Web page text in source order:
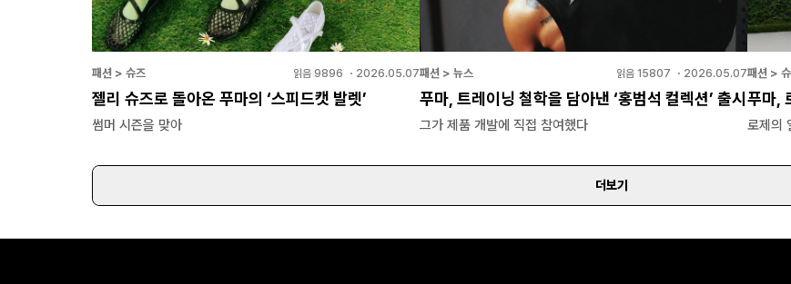
패션 > 슈즈 읽음 9896 ・ 2026.05.07
젤리 슈즈로 돌아온 푸마의 ‘스피드캣 발렛’
썸머 시즌을 맞아
패션 > 뉴스 읽음 15807 ・ 2026.05.07
푸마, 트레이닝 철학을 담아낸 ‘홍범석 컬렉션’ 출시
그가 제품 개발에 직접 참여했다
패션 >
푸마,
로제의
더보기